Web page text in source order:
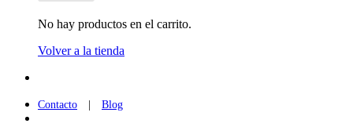
No hay productos en el carrito.
Volver a la tienda
Contacto Blog